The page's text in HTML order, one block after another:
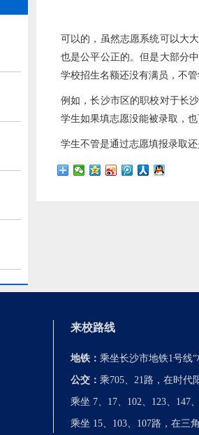
可以的，虽然志愿系统可以大
也是公平公正的。但是大部分
学校招生名额还没有满员，不
例如，长沙市区的职校对于长
学生如果填志愿没能被录取，
学生不管是通过志愿填报录取
来校路线
地铁： 乘坐长沙市地铁1号线
公交： 乘705、21路，在时代
乘坐 7、17、102、123、147
乘坐 15、103、107路，在三